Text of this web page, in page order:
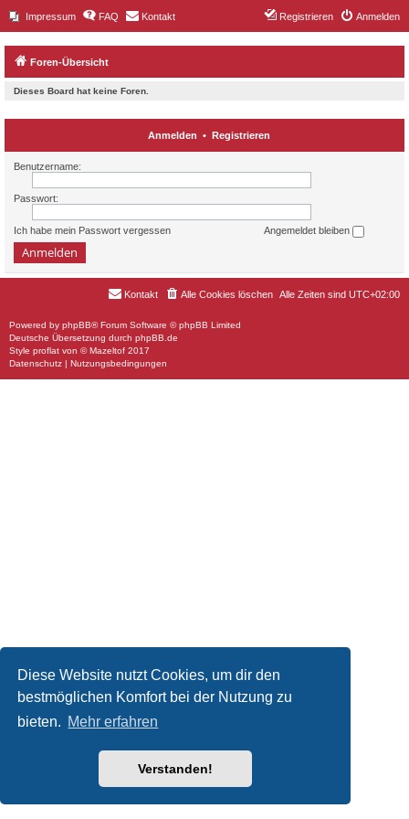
Diese Website nutzt Cookies, um dir den
bestmöglichen Komfort bei der Nutzung zu
bieten. Mehr erfahren
Verstanden!
Impressum FAQ Kontakt Anmelden
Registrieren
Foren-Übersicht
Dieses Board hat keine Foren.
Anmelden • Registrieren
Benutzername:
Passwort:
Ich habe mein Passwort vergessen Angemeldet bleiben
Alle Zeiten sind UTC+02:00
Alle Cookies löschen
Kontakt
Powered by phpBB® Forum Software © phpBB Limited
Deutsche Übersetzung durch phpBB.de
Style proflat von ©Mazeltof 2017
Datenschutz | Nutzungsbedingungen